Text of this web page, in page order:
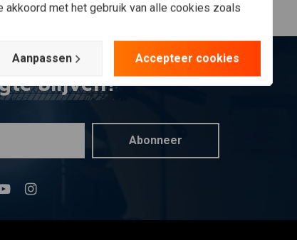
blijven?
Abonneer
met het gebruik van alle cookies zoals
Aanpassen Accepteer cookies